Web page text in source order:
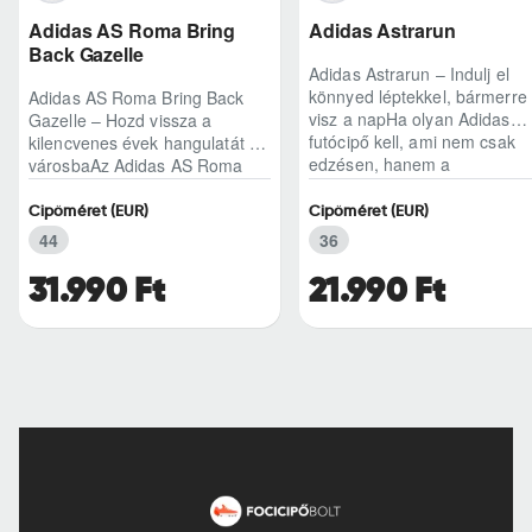
Adidas AS Roma Bring
Back Gazelle
Adidas AS Roma Bring Back
Gazelle – Hozd vissza a
kilencvenes évek hangulatát a
városbaAz Adidas AS Roma
egyszerű sneaker, hane..
31.990 Ft
Cipőméret (EUR)
44
Adidas Astrarun
Adidas Astrarun – Indulj el
könnyed léptekkel, bármerre
visz a napHa olyan Adidas
futócipő kell, ami nem csak
edzésen, hanem a
hétköznapokban is kénye..
21.990 Ft
Cipőméret (EUR)
36